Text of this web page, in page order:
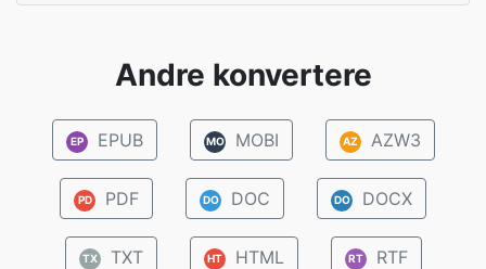
Andre konvertere
EP EPUB MO MOBI AZ AZW3
PD PDF DO DOC DO DOCX
TX TXT HT HTML RT RTF